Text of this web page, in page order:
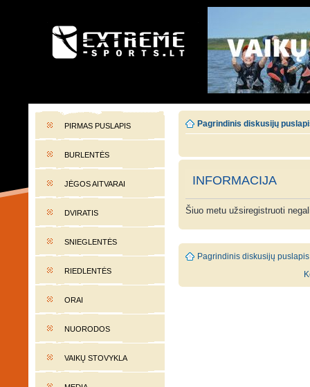
EXTREME-SPORTS.LT
PIRMAS PUSLAPIS
BURLENTĖS
JĖGOS AITVARAI
DVIRATIS
SNIEGLENTĖS
RIEDLENTĖS
ORAI
NUORODOS
VAIKŲ STOVYKLA
Pagrindinis diskusijų
INFORMACIJA
Šiuo metu užsiregistruoti
Pagrindinis diskusijų puslapis